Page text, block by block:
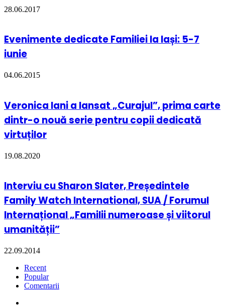
28.06.2017
Evenimente dedicate Familiei la Iași: 5-7
iunie
04.06.2015
Veronica Iani a lansat „Curajul”, prima carte
dintr-o nouă serie pentru copii dedicată
virtuților
19.08.2020
Interviu cu Sharon Slater, Președintele
Family Watch International, SUA / Forumul
Internațional „Familii numeroase și viitorul
umanității”
22.09.2014
Recent
Popular
Comentarii